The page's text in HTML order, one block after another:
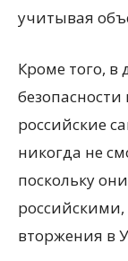
учитывая
Кроме того, в
российские
никогда не
поскольку
вторжения в